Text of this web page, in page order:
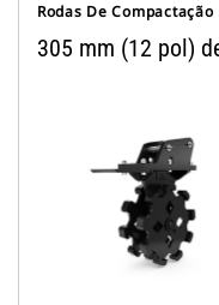
Rodas De Compactação
305 mm (12 pol)